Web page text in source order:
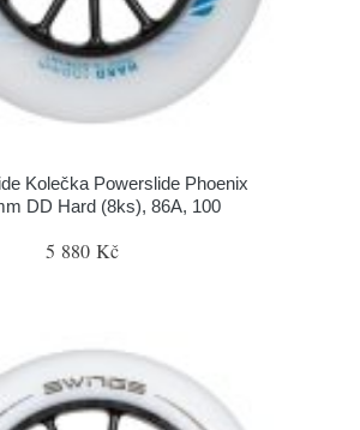
Kolečka Powerslide Phoenix
DD Hard (8ks), 86A, 100
5 880 Kč